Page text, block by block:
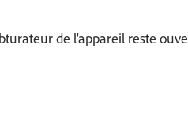
de l'appareil reste